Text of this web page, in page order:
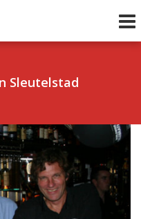
Sleutelstad
0 Volgend uur